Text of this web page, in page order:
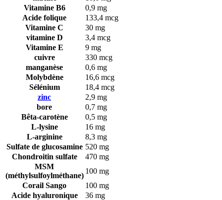
Vitamine B6
0,9 mg
Acide folique
133,4 mcg
Vitamine C
30 mg
vitamine D
3,4 mcg
Vitamine E
9 mg
cuivre
330 mcg
manganèse
0,6 mg
Molybdène
16,6 mcg
Sélénium
18,4 mcg
zinc
2,9 mg
bore
0,7 mg
Bêta-carotène
0,5 mg
L-lysine
16 mg
L-arginine
8,3 mg
Sulfate de glucosamine 520 mg
Chondroitin sulfate
470 mg
MSM
(méthylsulfoylméthane)
100 mg
Corail Sango
100 mg
Acide hyaluronique
36 mg